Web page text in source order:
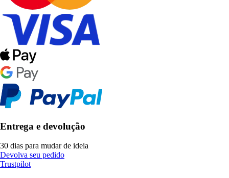
Entrega e devolução
30 dias para mudar de ideia
Devolva seu pedido
Trustpilot